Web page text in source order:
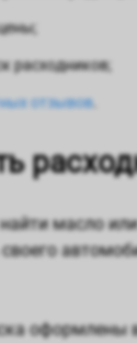
расходников;
отзывов.
масло
оформлены